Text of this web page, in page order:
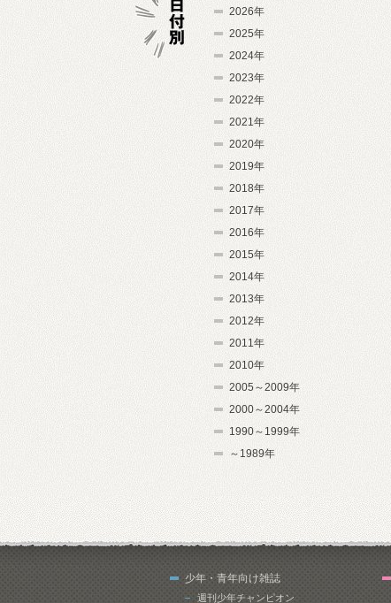
2026年
2025年
2024年
2023年
2022年
2021年
2020年
2019年
2018年
2017年
2016年
2015年
2014年
2013年
2012年
2011年
2010年
2005～2009年
2000～2004年
1990～1999年
～1989年
少年・青年向け雑誌
週刊少年チャンピオン